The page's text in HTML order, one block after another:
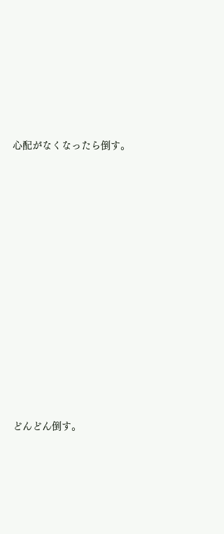
心配がなくなったら倒す。
どんどん倒す。